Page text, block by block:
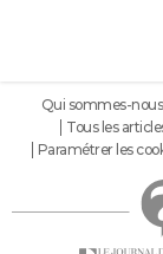
Qui sommes-
Tous les
Paramétrer les